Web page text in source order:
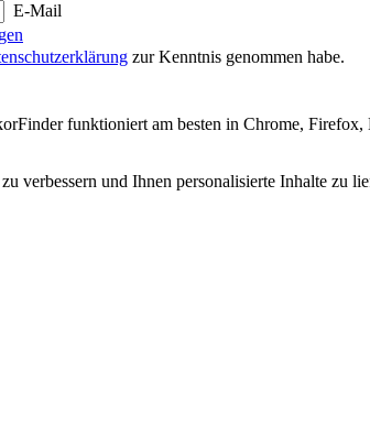
E-Mail
zur Kenntnis genommen habe.
funktioniert am besten in Chrome, Firefox,
verbessern und Ihnen personalisierte Inhalte zu